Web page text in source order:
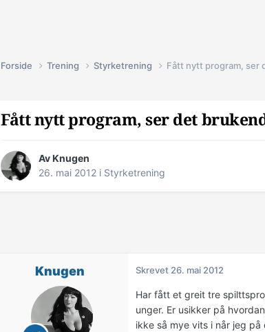
Forside Trening Styrketrening Fått nytt program, ser
Fått nytt program, ser det
AvKnugen
26. mai 2012 i Styrketrening
Knugen Skrevet 26. mai 2012
Har fått et greit tre
unger. Er usikker på
ikke så mye vits i når jeg